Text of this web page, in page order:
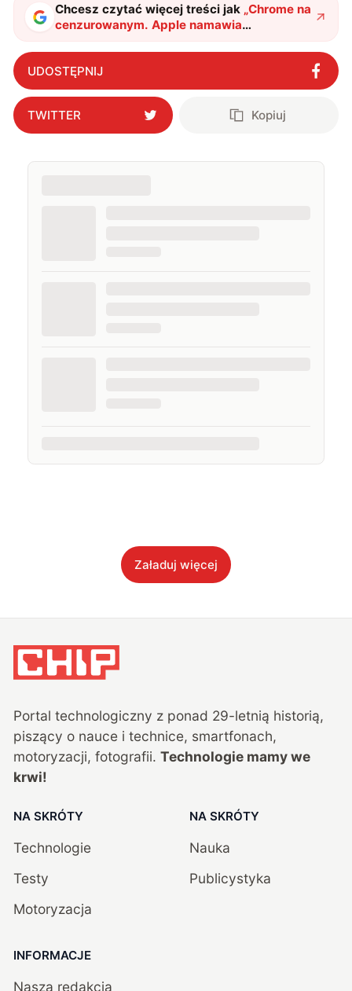
Chcesz czytać więcej treści jak „Chrome na
cenzurowanym. Apple namawia
użytkowników iPhone’ów do powrotu do
Safari?"?
UDOSTĘPNIJ
TWITTER Kopiuj
Załaduj więcej
Portal technologiczny z ponad 29-letnią historią,
piszący o nauce i technice, smartfonach,
motoryzacji, fotografii. Technologie mamy we
krwi!
NA SKRÓTY
Technologie
Testy
Motoryzacja
NA SKRÓTY
Nauka
Publicystyka
INFORMACJE
Nasza redakcja